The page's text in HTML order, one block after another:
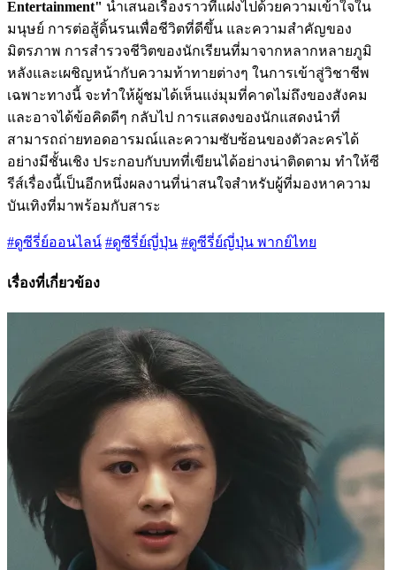
Entertainment" นำเสนอเรื่องราวที่แฝงไปด้วยความเข้าใจใน
มนุษย์ การต่อสู้ดิ้นรนเพื่อชีวิตที่ดีขึ้น และความสำคัญของ
มิตรภาพ การสำรวจชีวิตของนักเรียนที่มาจากหลากหลายภูมิ
หลังและเผชิญหน้ากับความท้าทายต่างๆ ในการเข้าสู่วิชาชีพ
เฉพาะทางนี้ จะทำให้ผู้ชมได้เห็นแง่มุมที่คาดไม่ถึงของสังคม
และอาจได้ข้อคิดดีๆ กลับไป การแสดงของนักแสดงนำที่
สามารถถ่ายทอดอารมณ์และความซับซ้อนของตัวละครได้
อย่างมีชั้นเชิง ประกอบกับบทที่เขียนได้อย่างน่าติดตาม ทำให้ซี
รีส์เรื่องนี้เป็นอีกหนึ่งผลงานที่น่าสนใจสำหรับผู้ที่มองหาความ
บันเทิงที่มาพร้อมกับสาระ
#ดูซีรี่ย์ออนไลน์ #ดูซีรี่ย์ญี่ปุ่น #ดูซีรี่ย์ญี่ปุ่น พากย์ไทย
เรื่องที่เกี่ยวข้อง